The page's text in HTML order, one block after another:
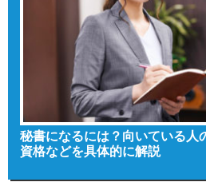
秘書になるには？向いている人
資格などを具体的に解説